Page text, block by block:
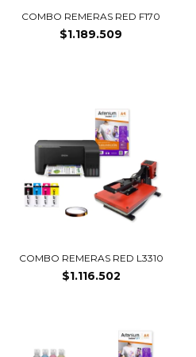
COMBO REMERAS RED F170
$1.189.509
COMBO REMERAS RED L3310
$1.116.502